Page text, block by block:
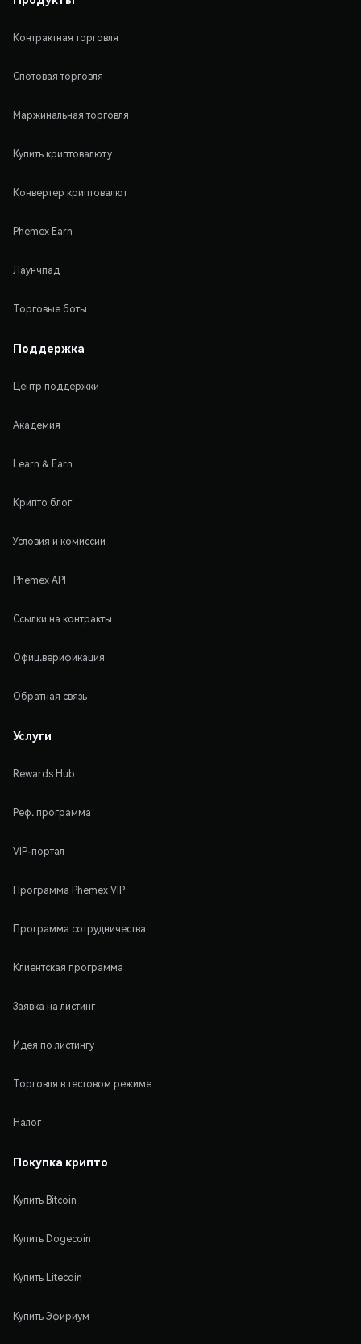
Контрактная торговля
Спотовая торговля
Маржинальная торговля
Купить криптовалюту
Конвертер криптовалют
Phemex Earn
Лаунчпад
Торговые боты
Поддержка
Центр поддержки
Академия
Learn & Earn
Крипто блог
Условия и комиссии
Phemex API
Ссылки на контракты
Офиц.верификация
Обратная связь
Услуги
Rewards Hub
Реф. программа
VIP-портал
Программа Phemex VIP
Программа сотрудничества
Клиентская программа
Заявка на листинг
Идея по листингу
Торговля в тестовом режиме
Налог
Покупка крипто
Купить Bitcoin
Купить Dogecoin
Купить Litecoin
Купить Эфириум